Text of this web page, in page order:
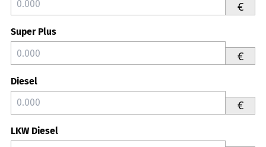
€
Super Plus
€
Diesel
€
LKW Diesel